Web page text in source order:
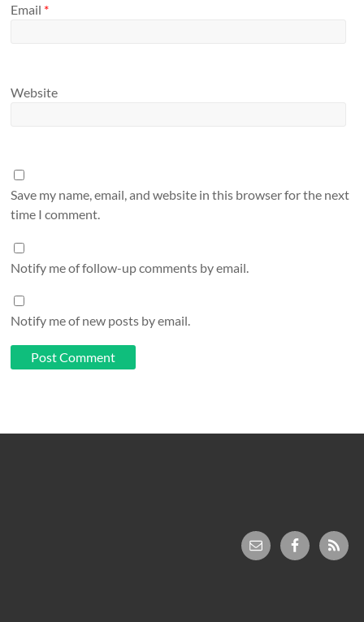
Email *
Website
Save my name, email, and website in this browser for the next
time I comment.
Notify me of follow-up comments by email.
Notify me of new posts by email.